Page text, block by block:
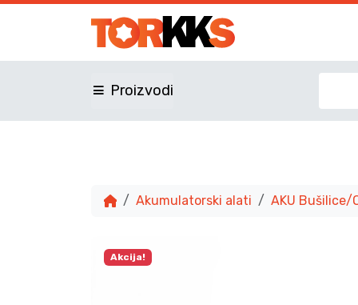
Proizvodi
Akumulatorski alati AKU Bušilice/
Akcija!